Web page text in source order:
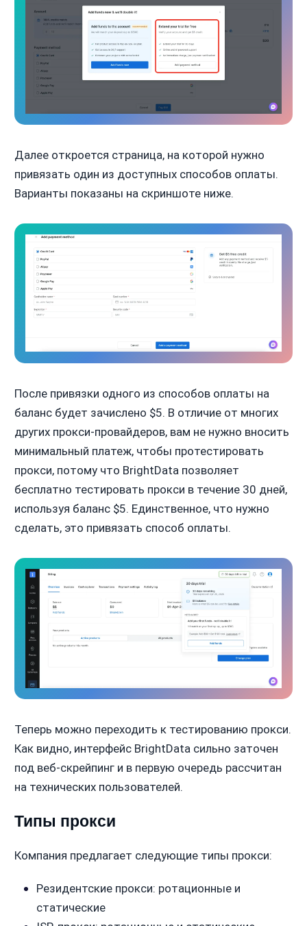
Далее откроется страница, на которой нужно
привязать один из доступных способов оплаты.
Варианты показаны на скриншоте ниже.
После привязки одного из способов оплаты на
баланс будет зачислено $5. В отличие от многих
других прокси-провайдеров, вам не нужно вносить
минимальный платеж, чтобы протестировать
прокси, потому что BrightData позволяет
бесплатно тестировать прокси в течение 30 дней,
используя баланс $5. Единственное, что нужно
сделать, это привязать способ оплаты.
Теперь можно переходить к тестированию прокси.
Как видно, интерфейс BrightData сильно заточен
под веб-скрейпинг и в первую очередь рассчитан
на технических пользователей.
Типы прокси
Компания предлагает следующие типы прокси:
Резидентские прокси: ротационные и
статические